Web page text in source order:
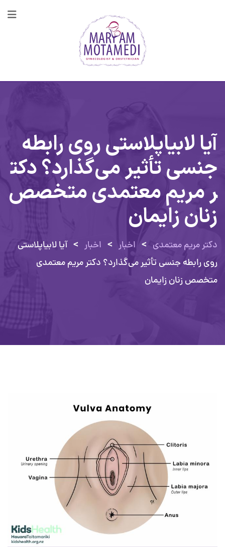
آیا لابیاپلاستی روی رابطه
جنسی تأثیر می‌گذارد؟ دکت
ر مریم معتمدی متخصص
زنان زایمان
دکتر مریم معتمدی > اخبار > اخبار > آیا لابیاپلاستی
روی رابطه جنسی تأثیر می‌گذارد؟ دکتر مریم معتمدی
متخصص زنان زایمان